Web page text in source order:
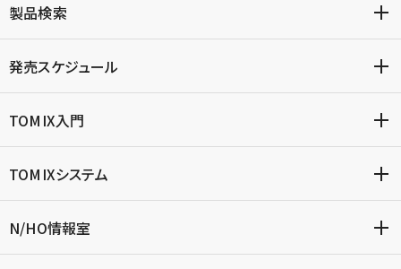
製品検索
発売スケジュール
TOMIX入門
TOMIXシステム
N/HO情報室